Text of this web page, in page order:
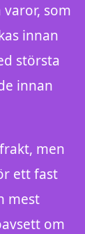
som
innan
största
innan
men
ett fast
mest
om